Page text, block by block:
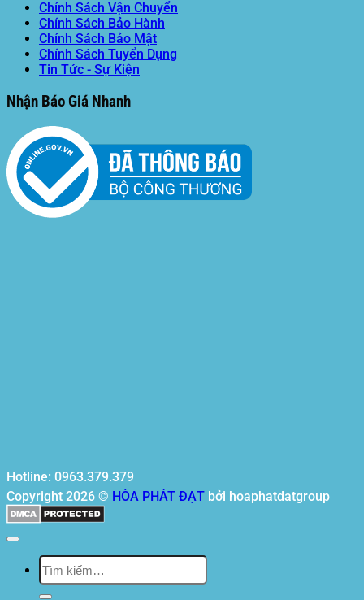
Chính Sách Vận Chuyển
Chính Sách Bảo Hành
Chính Sách Bảo Mật
Chính Sách Tuyển Dụng
Tin Tức - Sự Kiện
Nhận Báo Giá Nhanh
Hotline: 0963.379.379
Copyright 2026 © HÒA PHÁT ĐẠT bởi hoaphatdatgroup
Tìm
kiếm: